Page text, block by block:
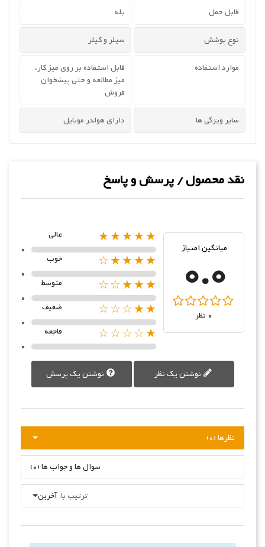
قابل حمل بله
نوع پوشش سیلر و کیلر
موارد استفاده
قابل استفاده بر روی میز کار،
میز مطالعه و حتی پیشخوان
فروش
سایر ویژگی ها دارای هولدر موبایل
نقد محصول / پرسش و پاسخ
میانگین امتیاز
0.0
0 نظر
★★★★★
عالی
0
★★★★☆
خوب
0
★★★☆☆
متوسط
0
★★☆☆☆
ضعیف
0
★☆☆☆☆
فاجعه
0
نوشتن یک نظر نوشتن یک پرسش
نظرها (0)
سوال ها و جواب ها (0)
ترتیب با: آخرین